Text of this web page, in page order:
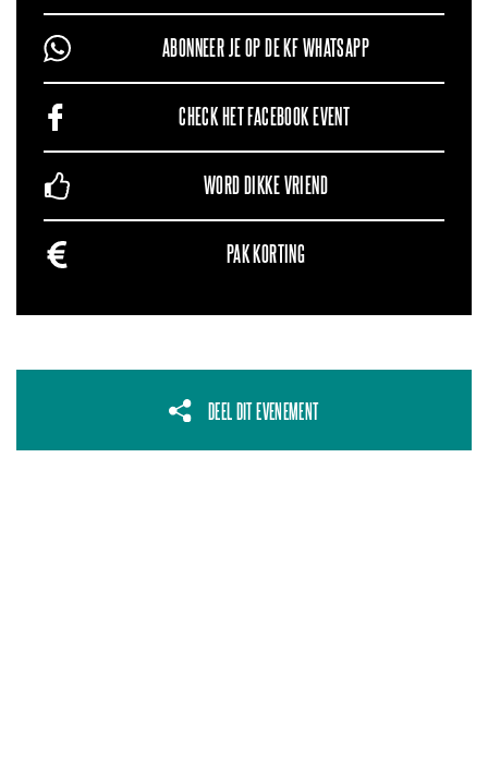
ABONNEER JE OP DE KF WHATSAPP
CHECK HET FACEBOOK EVENT
WORD DIKKE VRIEND
PAK KORTING
DEEL DIT EVENEMENT